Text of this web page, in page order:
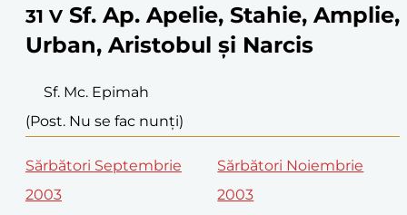
31 V Sf. Ap. Apelie, Stahie, Amplie,
Urban, Aristobul și Narcis
Sf. Mc. Epimah
(Post. Nu se fac nunți)
Sărbători Septembrie
2003
Sărbători Noiembrie
2003